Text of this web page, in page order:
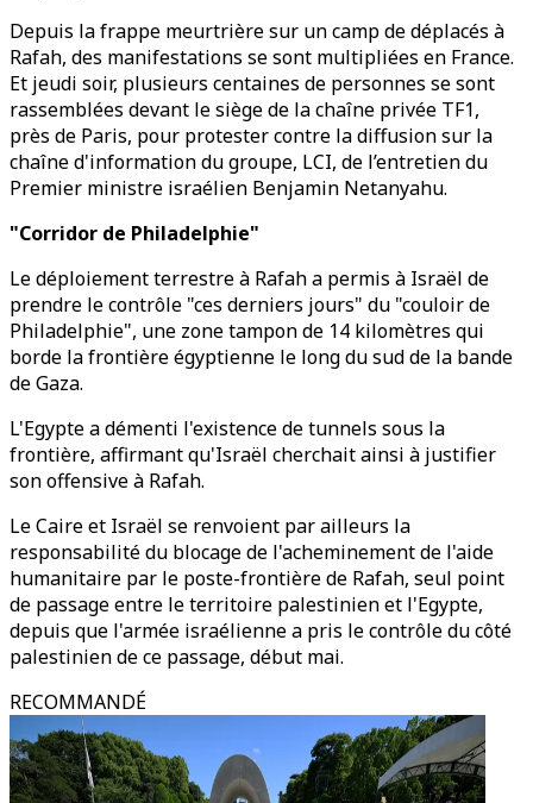
Depuis la frappe meurtrière sur un camp de déplacés à
Rafah, des manifestations se sont multipliées en France.
Et jeudi soir, plusieurs centaines de personnes se sont
rassemblées devant le siège de la chaîne privée TF1,
près de Paris, pour protester contre la diffusion sur la
chaîne d'information du groupe, LCI, de l’entretien du
Premier ministre israélien Benjamin Netanyahu.
"Corridor de Philadelphie"
Le déploiement terrestre à Rafah a permis à Israël de
prendre le contrôle "ces derniers jours" du "couloir de
Philadelphie", une zone tampon de 14 kilomètres qui
borde la frontière égyptienne le long du sud de la bande
de Gaza.
L'Egypte a démenti l'existence de tunnels sous la
frontière, affirmant qu'Israël cherchait ainsi à justifier
son offensive à Rafah.
Le Caire et Israël se renvoient par ailleurs la
responsabilité du blocage de l'acheminement de l'aide
humanitaire par le poste-frontière de Rafah, seul point
de passage entre le territoire palestinien et l'Egypte,
depuis que l'armée israélienne a pris le contrôle du côté
palestinien de ce passage, début mai.
RECOMMANDÉ